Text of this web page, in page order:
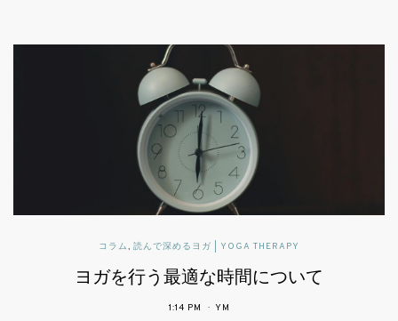
読んで深めるヨガ | YOGA THERAPY
可動域と柔軟性とヨガ
2:43 PM